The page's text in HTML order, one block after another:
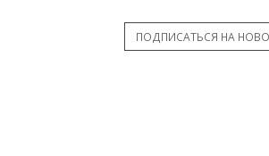
ПОДПИСАТЬСЯ НА